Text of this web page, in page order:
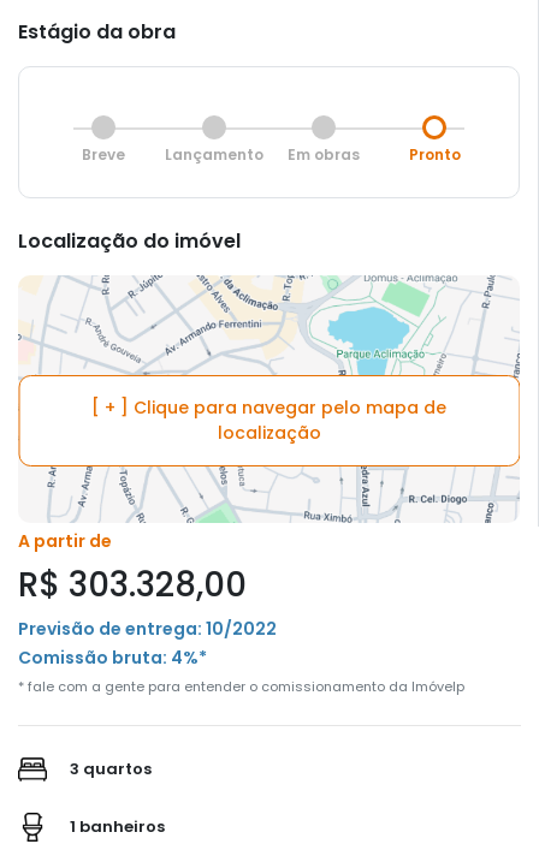
Estágio da obra
Breve Lançamento Em obras Pronto
Localização do imóvel
[ + ] Clique para navegar pelo mapa de
localização
A partir de
R$ 303.328,00
Previsão de entrega: 10/2022
Comissão bruta: 4%*
* fale com a gente para entender o comissionamento da Imóvelp
3 quartos
1 banheiros